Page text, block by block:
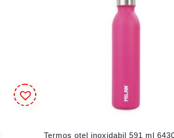
Termos oțel inoxidabil 591 ml